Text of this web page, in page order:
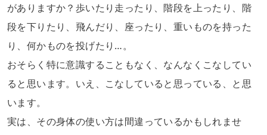
がありますか？歩いたり走ったり、階段を上ったり、階
段を下りたり、飛んだり、座ったり、重いものを持った
り、何かものを投げたり…。
おそらく特に意識することもなく、なんなくこなしてい
ると思います。いえ、こなしていると思っている、と思
います。
実は、その身体の使い方は間違っているかもしれませ